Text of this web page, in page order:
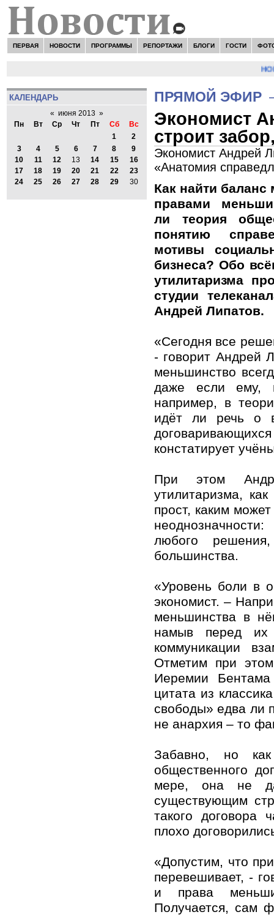
ПЕРВАЯ НОВОСТИ ПРОГРАММЫ РЕПОРТАЖИ БЛОГИ ГОСТИ
КАЛЕНДАРЬ
« июня 2013 »
Пн
Вт Ср Чт Пт Сб
Вс
1
2
3
4 5 6 7 8
9
10
11 12 13 14 15
16
17
18 19 20 21 22
23
24
25 26 27 28 29 30
ПРЯМОЙ ЭФИР
Экономист
строит
Экономист Андрей
«Анатомия
Как найти
правами
ли теория
понятию
мотивы
бизнеса? Обо
утилитаризма
студии
Андрей Липатов.
«Сегодня все
- говорит Андрей
меньшинство
даже если ему,
например, в
идёт ли речь о
констатирует
При этом
утилитаризма,
прост, каким
любого
большинства.
«Уровень боли в
экономист. –
меньшинства в
намыв перед их
коммуникации
Отметим при
Иеремии
цитата из
свободы» едва ли
не анархия – то
Забавно, но
общественного
мере, она не
существующим
такого договора
плохо
«Допустим, что
перевешивает, -
и права
Получается, сам